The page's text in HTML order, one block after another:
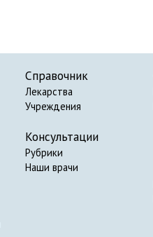
Справочник
Лекарства
Учреждения
Консультации
Рубрики
Наши врачи